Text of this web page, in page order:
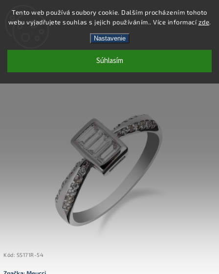
Tento web používá soubory cookie. Dalším procházením tohoto
webu vyjadřujete souhlas s jejich používáním.. Více informacízde.
Nastavenie
Súhlasím
Hľadať
SS171R - PRSTEŇ AG 925/1000
Kód: SS171R-54